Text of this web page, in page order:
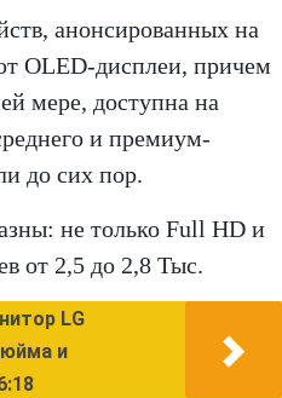
анонсированных на
OLED-дисплеи, причем
мере, доступна на
и премиум-
до сих пор.
не только Full HD и
от 2,5 до 2,8 Тыс.
LG
и